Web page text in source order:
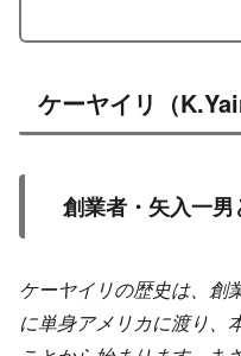
ケーヤイリ（
創業者・矢入一
ケーヤイリの歴史は、創
に単身アメリカに渡り、